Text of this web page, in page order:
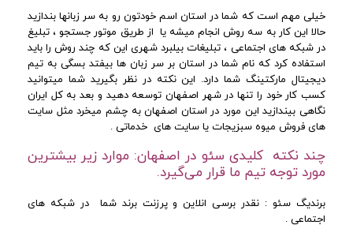
خیلی مهم است که شما در استان اسم خودتون رو به سر زبانها بندازید
حالا این کار به سه روش انجام میشه یا از طریق موتور جستجو ، تبلیغ
در شبکه های اجتماعی ، تبلیغات بیلبرد شهری این که چند روش را باید
استفاده کرد که نام شما در استان بر سر زبان ها بیفتد بسگی به تیم
دیجیتال مارکتینگ شما دارد. این نکته در نظر بگیرید شما میتوانید
کسب کار خود را تنها در شهر اصفهان توسعه دهید و بعد به کل ایران
نگاهی بیندازید این مورد در استان اصفهان به چشم میخرد مثل سایت
های فروش میوه سبزیجات یا سایت های خدماتی .
چند نکته کلیدی سئو در اصفهان: موارد زیر بیشترین
مورد توجه تیم ما قرار می‌گیرد.
برندیگ سئو : نقدر برسی انلاین و پرزنت برند شما در شبکه های
اجتماعی .